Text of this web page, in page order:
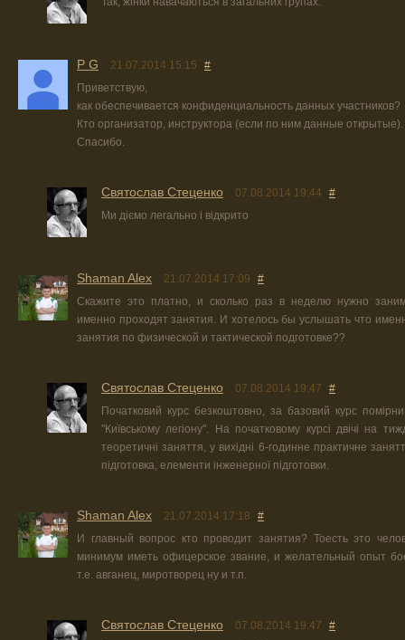
P G 21.07.2014 15:15
#
Приветствую,
как обеспечивается конфиденциальность данных участников?
Кто организатор, инструктора (если по ним данные открытые).
Спасибо.
Святослав Стеценко 07.08.2014 19:44
#
Ми діємо легально і відкрито
Shaman Alex 21.07.2014 17:09
#
Скажите это платно, и сколько раз в неделю нужно
именно проходят занятия. И хотелось бы услышать что
занятия по физической и тактической подготовке??
Святослав Стеценко 07.08.2014 19:47
#
Початковий курс безкоштовно, за базовий курс
"Київському легіону". На початковому курсі двічі на
теоретичні заняття, у вихідні 6-годинне практичне
підготовка, елементи інженерної підготовки.
Shaman Alex 21.07.2014 17:18
#
И главный вопрос кто проводит занятия? Тоесть это
минимум иметь офицерское звание, и желательный опыт
т.е. авганец, миротворец ну и т.п.
Святослав Стеценко 07.08.2014 19:47
#